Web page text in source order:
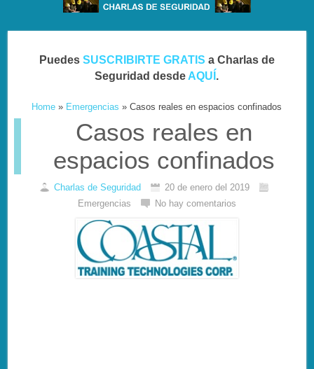
Puedes SUSCRIBIRTE GRATIS a Charlas de
Seguridad desde AQUÍ .
Home » Emergencias »Casos reales en espacios confinados
Casos reales en
espacios confinados
Charlas de Seguridad
20 de enero del 2019
Emergencias
No hay comentarios